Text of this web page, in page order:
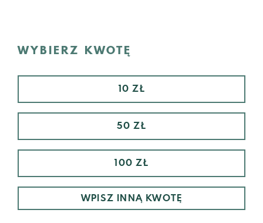
WYBIERZ KWOTĘ
10 ZŁ
50 ZŁ
100 ZŁ